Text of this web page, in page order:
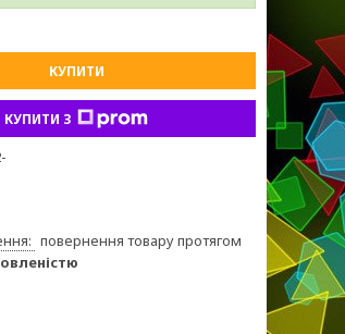
КУПИТИ
КУПИТИ З
повернення товару протягом